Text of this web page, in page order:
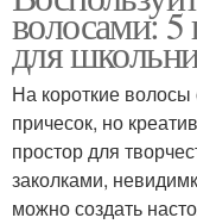
волосами: 5
для
На короткие волосы
причесок, но
простор для
заколками,
можно создать